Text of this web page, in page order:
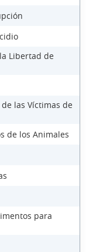
Libertad de
las Víctimas de
de los Animales
para